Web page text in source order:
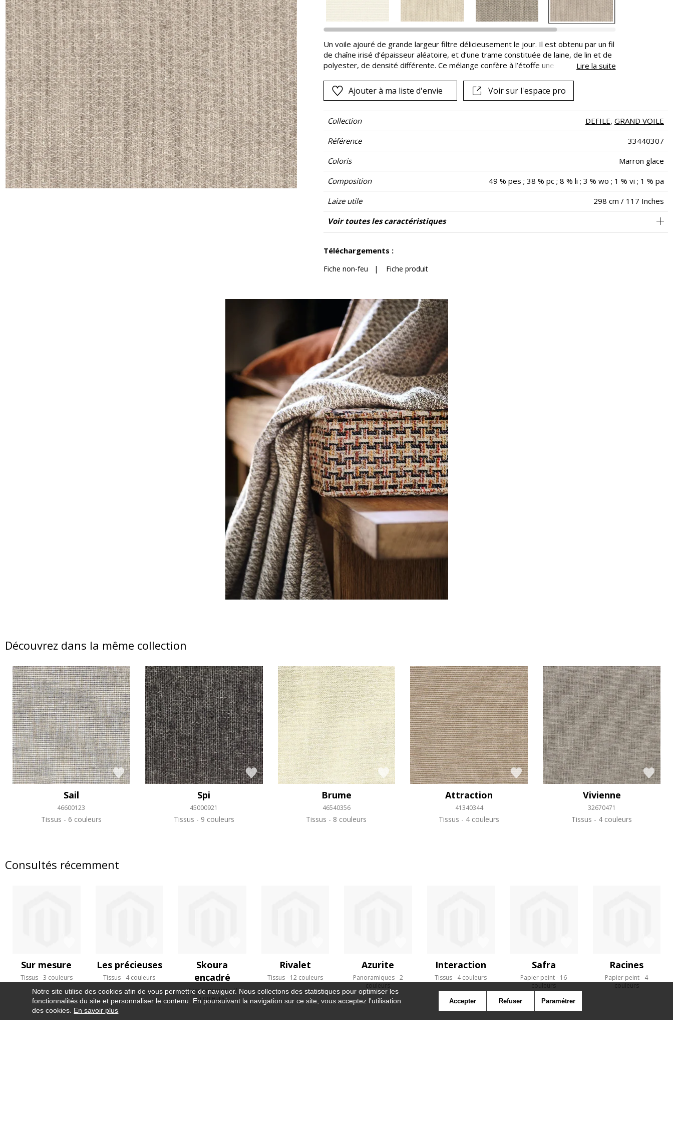
Satin
Taffetas
Velours
Rose
Rouge
Vert
Violet
Un voile ajouré de grande largeur filtre délicieusement le jour. Il est obtenu par un fil
de chaîne irisé d’épaisseur aléatoire, et d’une trame constituée de laine, de lin et de
polyester, de densité différente. Ce mélange confère à l’étoffe une infinie souplesse.
de rideau.
Lire la suite
Ajouter à ma liste d'envie Voir sur l'espace pro
Collection DEFILE, GRAND VOILE
Référence
33440307
Coloris
Marron glace
Composition
49 % pes ; 38 % pc ; 8 % li ; 3 % wo ; 1 % vi ; 1 % pa
Laize utile
298 cm / 117 Inches
Raccord
Raccord libre
Sens De large
Poids g/m² 297
Performance Accoustique aw - 0.15
Usage
Entretien
Pays d'origine Turquie
Caractéristiques Outdoor
Conseils de
confection
Les tissus peuvent être tournés pour la confection, l’effet ligné ne sera
plus horizontal mais vertical
Voir toutes les caractéristiques
Téléchargements :
Fiche non-feu | Fiche produit
Découvrez dans la même collection
Sail
46600123
Tissus 6 couleurs
Spi
45000921
Tissus 9 couleurs
Brume
46540356
Tissus 8 couleurs
Attraction
41340344
Tissus 4 couleurs
Vivienne
32670471
Tissus 4 couleurs
Consultés récemment
Sur mesure
Tissus 3 couleurs
Les précieuses
Tissus 4 couleurs
Skoura
encadré
Panoramiques
2
couleurs
Rivalet
Tissus 12 couleurs
Azurite
Panoramiques
2
couleurs
Interaction
Tissus 4 couleurs
Safra
Papier peint
16
couleurs
Racines
Papier peint
4
couleurs
Notre site utilise des cookies afin de vous permettre de naviguer. Nous collectons des statistiques pour optimiser les
fonctionnalités du site et personnaliser le contenu. En poursuivant la navigation sur ce site, vous acceptez l'utilisation
des cookies. En savoir plus
Accepter Refuser Paramétrer